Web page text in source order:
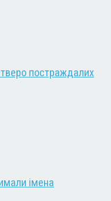
постраждалих
імена